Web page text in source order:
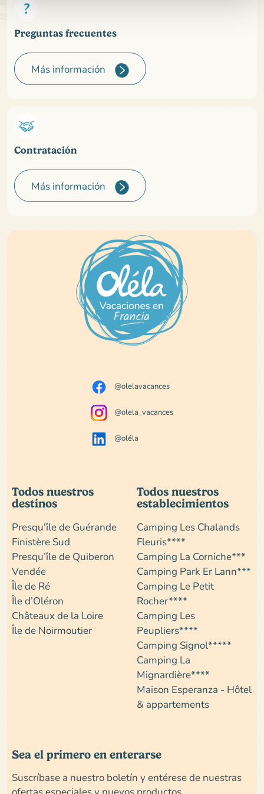
Preguntas frecuentes
Más información
Contratación
Más información
@olelavacances
@olela_vacances
@oléla
Todos nuestros
destinos
Presqu'île de Guérande
Finistère Sud
Presqu’île de Quiberon
Vendée
Île de Ré
Île d’Oléron
Châteaux de la Loire
Île de Noirmoutier
Todos nuestros
establecimientos
Camping Les Chalands
Fleuris****
Camping La Corniche***
Camping Park Er Lann***
Camping Le Petit
Rocher****
Camping Les
Peupliers****
Camping Signol*****
Camping La
Mignardière****
Maison Esperanza - Hôtel
& appartements
Sea el primero en enterarse
Suscríbase a nuestro boletín y entérese de nuestras